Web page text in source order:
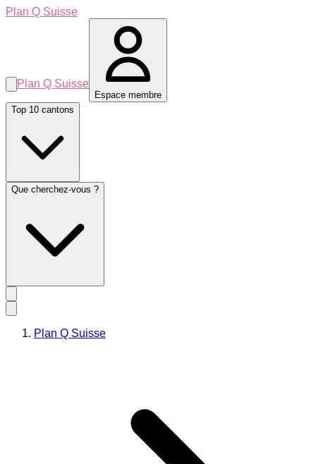
Plan Q Suisse
Plan Q Suisse
Espace membre
Top 10 cantons
Que cherchez-vous ?
Plan Q Suisse